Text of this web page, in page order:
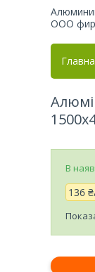
ООО
В
136